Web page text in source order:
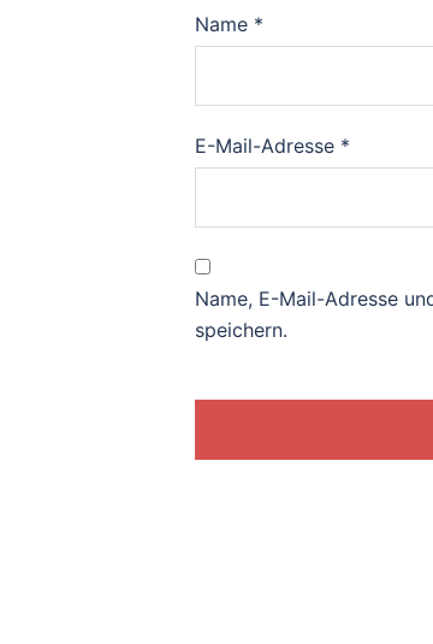
Name *
E-Mail-Adresse *
Name, E-Mail-Adresse
speichern.